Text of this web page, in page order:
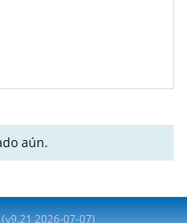
aún.
2026-07-07)